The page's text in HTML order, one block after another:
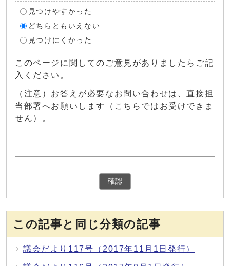
見つけやすかった
どちらともいえない
見つけにくかった
このページに関してのご意見がありましたらご記
入ください。
（注意）お答えが必要なお問い合わせは、直接担
当部署へお願いします（こちらではお受けできま
せん）。
確認
この記事と同じ分類の記事
議会だより117号（2017年11月1日発行）